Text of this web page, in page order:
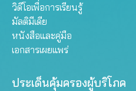
วิดีโอเพื่อการเรียนรู้
มัลติมีเดีย
หนังสือและคู่มือ
เอกสารเผยแพร่
ประเด็นคุ้มครองผู้บริโภค